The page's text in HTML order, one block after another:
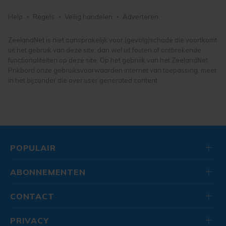
tuingereedschap
speelgoed
buitenspeelgoed
Help Regels Veilig handelen Adverteren
ZeelandNet is niet aansprakelijk voor (gevolg)schade die voortkomt
uit het gebruik van deze site, dan wel uit fouten of ontbrekende
functionaliteiten op deze site. Op het gebruik van het ZeelandNet
Prikbord onze gebruiksvoorwaarden internet van toepassing, meer
in het bijzonder die over user generated content.
POPULAIR
ABONNEMENTEN
CONTACT
PRIVACY